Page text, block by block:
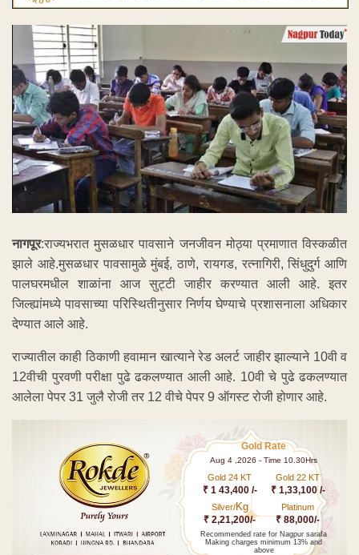
नागपूर:राज्यभरात मुसळधार पावसाने जनजीवन मोठ्या प्रमाणात विस्कळीत
झाले आहे.मुसळधार पावसामुळे मुंबई, ठाणे, रायगड, रत्नागिरी, सिंधुदुर्ग आणि
पालघरमधील शाळांना आज सुट्टी जाहीर करण्यात आली आहे. इतर
जिल्ह्यांमध्ये पावसाच्या परिस्थितीनुसार निर्णय घेण्याचे प्रशासनाला अधिकार
देण्यात आले आहे.
राज्यातील काही ठिकाणी हवामान खात्याने रेड अलर्ट जाहीर झाल्याने 10वी व
12वीची पुरवणी परीक्षा पुढे ढकलण्यात आली आहे. 10वी चे पुढे ढकलण्यात
आलेला पेपर 31 जुलै रोजी तर 12 वीचे पेपर 9 ऑगस्ट रोजी होणार आहे.
Gold Rate
Aug 4 ,2026 - Time 10.30Hrs
Gold 24 KT
₹ 1 43,400 /-
Gold 22 KT
₹ 1,33,100 /-
Silver/Kg
₹ 2,21,200/-
Platinum
₹ 88,000/-
Recommended rate for Nagpur sarafa
Making charges minimum 13% and
above